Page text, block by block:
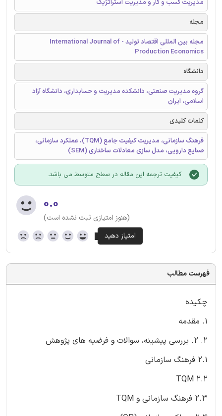
مدیریت کسب و کار و مدیریت استراتژیک
مجله
مجله بین المللی اقتصاد تولید - International Journal of
Production Economics
دانشگاه
گروه مدیریت صنعتی، دانشکده مدیریت و حسابداری، دانشگاه آزاد
اسلامی، ایران
کلمات کلیدی
فرهنگ سازمانی، مدیریت کیفیت جامع (TQM)، عملکرد سازمانی،
صنایع دارویی، مدل سازی معادلات ساختاری (SEM)
کیفیت ترجمه این مقاله در سطح متوسط می باشد.
۰.۰
(هنوز امتیازی ثبت نشده است)
فهرست مطالب
چکیده
1. مقدمه
2. 2. بررسی پیشینه، سوالات و فرضیه های پژوهش
2.1 فرهنگ سازمانی
2.2 TQM
2.3 فرهنگ سازمانی و TQM